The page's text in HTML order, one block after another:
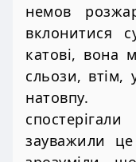
немов
вклонитися
катові, вона
сльози, втім,
натовпу.
зауважили це